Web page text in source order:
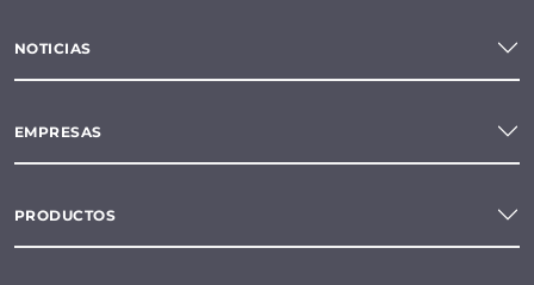
NOTICIAS
EMPRESAS
PRODUCTOS